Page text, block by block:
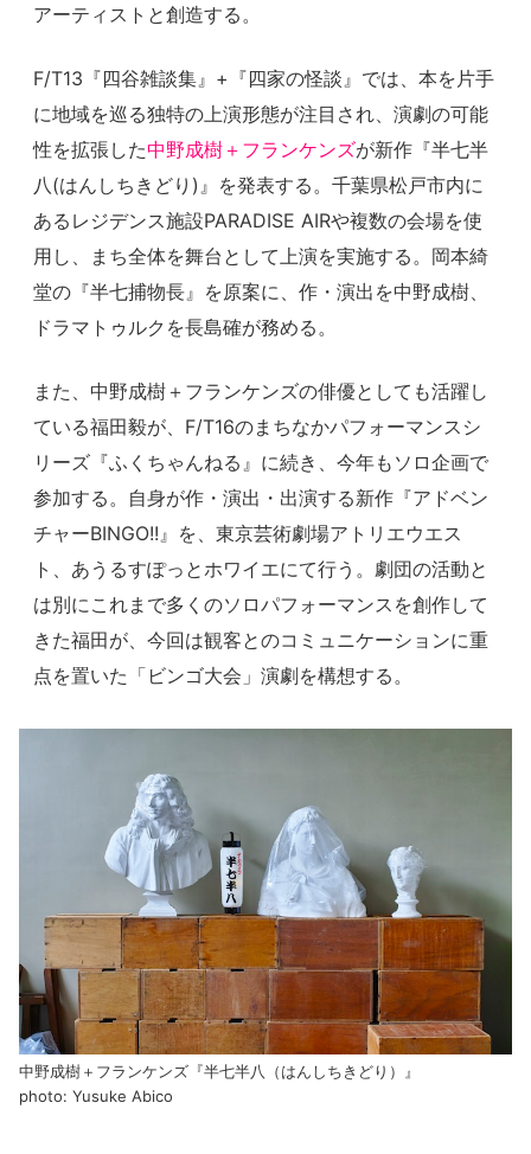
アーティストと創造する。
F/T13『四谷雑談集』+『四家の怪談』では、本を片手
に地域を巡る独特の上演形態が注目され、演劇の可能
性を拡張した中野成樹＋フランケンズが新作『半七半
八(はんしちきどり)』を発表する。千葉県松戸市内に
あるレジデンス施設PARADISE AIRや複数の会場を使
用し、まち全体を舞台として上演を実施する。岡本綺
堂の『半七捕物長』を原案に、作・演出を中野成樹、
ドラマトゥルクを長島確が務める。
また、中野成樹＋フランケンズの俳優としても活躍し
ている福田毅が、F/T16のまちなかパフォーマンスシ
リーズ『ふくちゃんねる』に続き、今年もソロ企画で
参加する。自身が作・演出・出演する新作『アドベン
チャーBINGO!!』を、東京芸術劇場アトリエウエス
ト、あうるすぽっとホワイエにて行う。劇団の活動と
は別にこれまで多くのソロパフォーマンスを創作して
きた福田が、今回は観客とのコミュニケーションに重
点を置いた「ビンゴ大会」演劇を構想する。
中野成樹＋フランケンズ『半七半八（はんしちきどり）』
photo: Yusuke Abico